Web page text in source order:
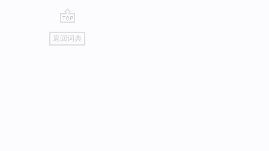
go
top
返回词典